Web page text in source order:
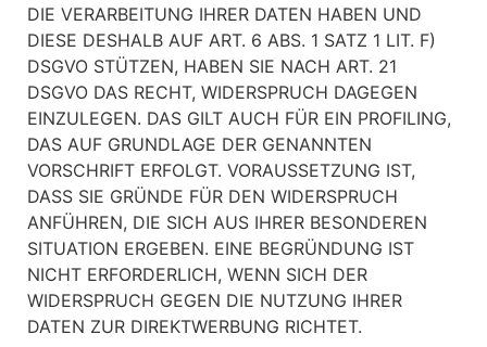
DIE VERARBEITUNG IHRER DATEN HABEN UND
DIESE DESHALB AUF ART. 6 ABS. 1 SATZ 1 LIT. F)
DSGVO STÜTZEN, HABEN SIE NACH ART. 21
DSGVO DAS RECHT, WIDERSPRUCH DAGEGEN
EINZULEGEN. DAS GILT AUCH FÜR EIN PROFILING,
DAS AUF GRUNDLAGE DER GENANNTEN
VORSCHRIFT ERFOLGT. VORAUSSETZUNG IST,
DASS SIE GRÜNDE FÜR DEN WIDERSPRUCH
ANFÜHREN, DIE SICH AUS IHRER BESONDEREN
SITUATION ERGEBEN. EINE BEGRÜNDUNG IST
NICHT ERFORDERLICH, WENN SICH DER
WIDERSPRUCH GEGEN DIE NUTZUNG IHRER
DATEN ZUR DIREKTWERBUNG RICHTET.